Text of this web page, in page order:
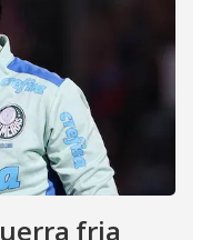
fria